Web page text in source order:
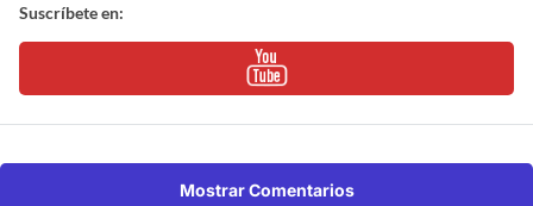
Suscríbete en:
Mostrar Comentarios